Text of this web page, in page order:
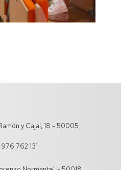
y Cajal, 18 - 50005
762 131